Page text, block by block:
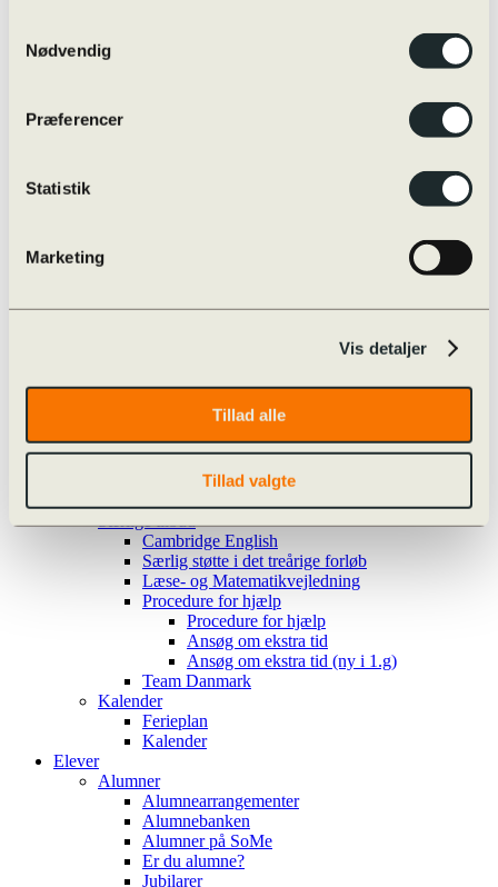
Nødvendig
Præferencer
Statistik
Marketing
Vis detaljer
Tillad alle
Tillad valgte
Oversigt over online/offline hjælpemidler
Læreplaner
Skriftligt arbejde
Studieplaner og undervisningsbeskrivelser
Særlige tilbud
Cambridge English
Særlig støtte i det treårige forløb
Læse- og Matematikvejledning
Procedure for hjælp
Procedure for hjælp
Ansøg om ekstra tid
Ansøg om ekstra tid (ny i 1.g)
Team Danmark
Kalender
Ferieplan
Kalender
Elever
Alumner
Alumnearrangementer
Alumnebanken
Alumner på SoMe
Er du alumne?
Jubilarer